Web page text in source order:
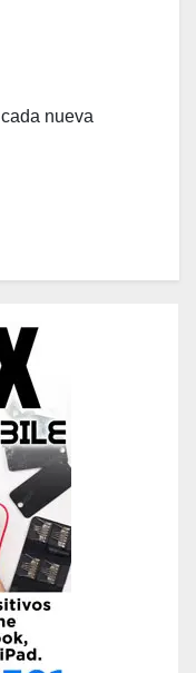
nueva